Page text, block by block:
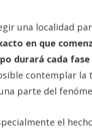
una localidad
en que
durará cada fase
contemplar la
parte del
el